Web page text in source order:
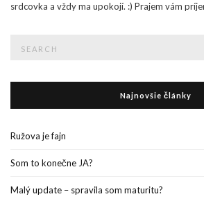
srdcovka a vždy ma upokojí. :) Prajem vám
Najnovšie články
Ružova je fajn
Som to konečne JA?
Malý update – spravila som maturitu?